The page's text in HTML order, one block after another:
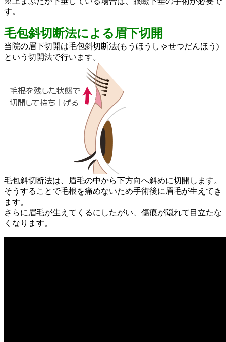
す。
毛包斜切断法による眉下切開
当院の眉下切開は毛包斜切断法(もうほうしゃせつだんほう)
という切開法で行います。
毛包斜切断法は、眉毛の中から下方向へ斜めに切開します。
そうすることで毛根を痛めないため手術後に眉毛が生えてき
ます。
さらに眉毛が生えてくるにしたがい、傷痕が隠れて目立たな
くなります。